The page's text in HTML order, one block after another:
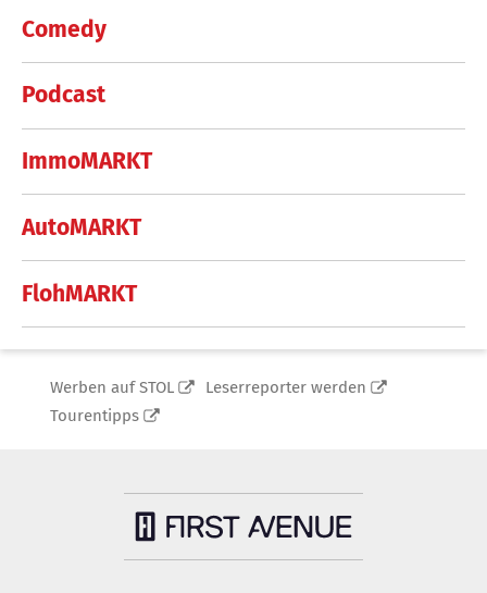
Comedy
Podcast
ImmoMARKT
AutoMARKT
FlohMARKT
Werben auf STOL
Leserreporter werden
Tourentipps